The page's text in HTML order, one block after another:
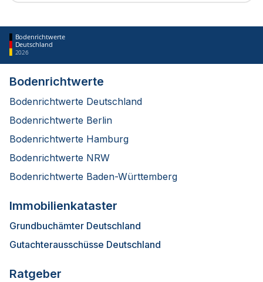
Bodenrichtwerte
Deutschland
2026
Bodenrichtwerte
Bodenrichtwerte Deutschland
Bodenrichtwerte Berlin
Bodenrichtwerte Hamburg
Bodenrichtwerte NRW
Bodenrichtwerte Baden-Württemberg
Immobilienkataster
Grundbuchämter Deutschland
Gutachterausschüsse Deutschland
Ratgeber